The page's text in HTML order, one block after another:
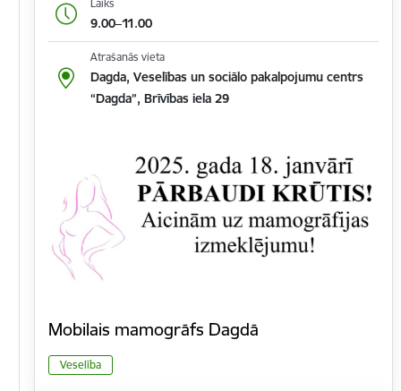
Laiks
9.00–11.00
Atrašanās vieta
Dagda, Veselības un sociālo pakalpojumu centrs
“Dagda”, Brīvības iela 29
Mobilais mamogrāfs Dagdā
Veselība